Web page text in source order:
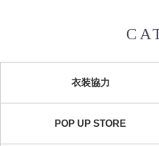
衣装協力
POP UP STORE